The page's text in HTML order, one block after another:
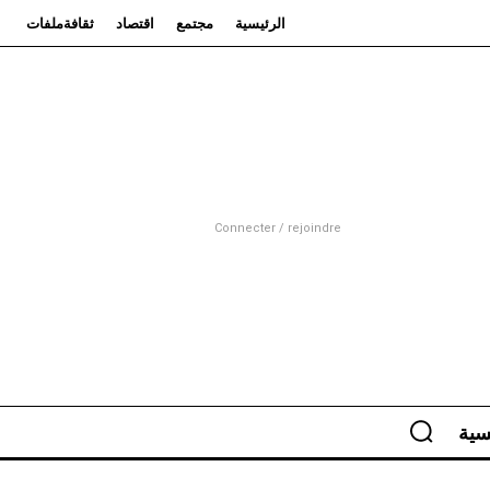
الرئيسية مجتمع اقتصاد ثقافةملفات
Connecter / rejoindre